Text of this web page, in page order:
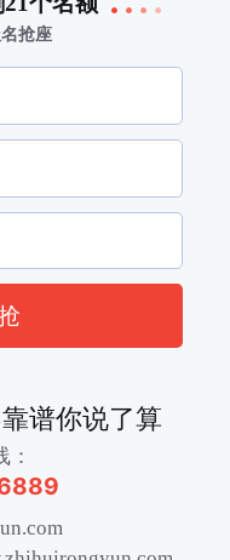
抢座
谱你说了算